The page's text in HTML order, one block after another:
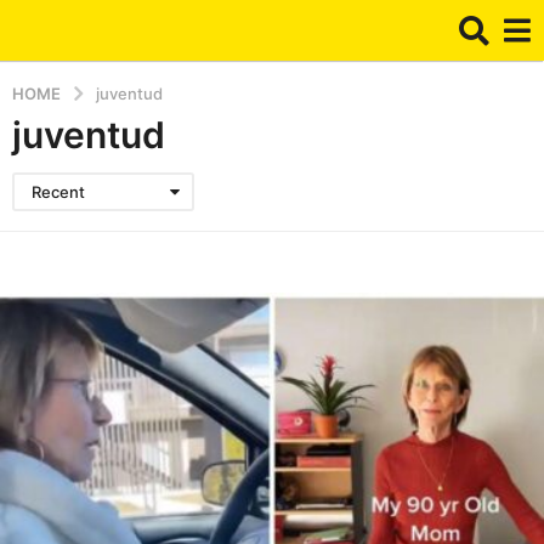
HOME juventud
juventud
Recent